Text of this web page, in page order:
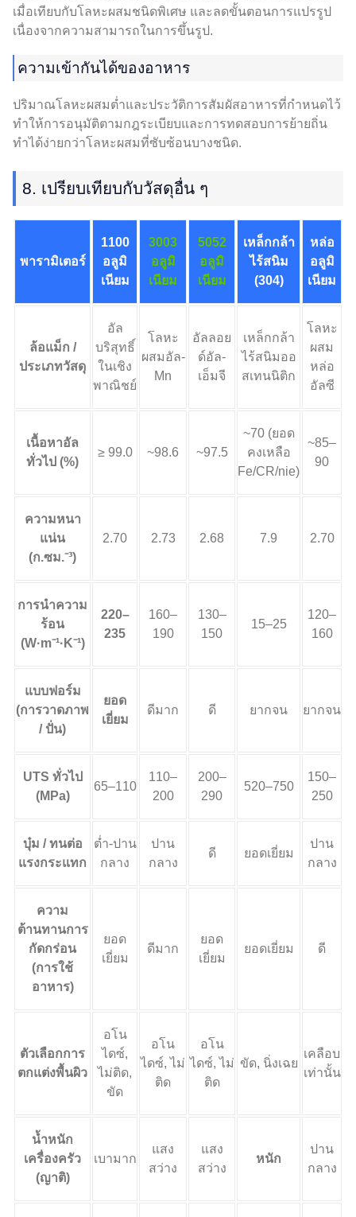
เมื่อเทียบกับโลหะผสมชนิดพิเศษ และลดขั้นตอนการแปรรูป
เนื่องจากความสามารถในการขึ้นรูป.
ความเข้ากันได้ของอาหาร
ปริมาณโลหะผสมต่ำและประวัติการสัมผัสอาหารที่กำหนดไว้
ทำให้การอนุมัติตามกฎระเบียบและการทดสอบการย้ายถิ่น
ทำได้ง่ายกว่าโลหะผสมที่ซับซ้อนบางชนิด.
8. เปรียบเทียบกับวัสดุอื่น ๆ
พารามิเตอร์
1100
อลูมิ
เนียม
3003
อลูมิ
เนียม
5052
อลูมิ
เนียม
เหล็กกล้า
ไร้สนิม
(304)
หล่อ
อลูมิ
เนียม
ล้อแม็ก /
ประเภทวัสดุ
อัล
บริสุทธิ์
ในเชิง
พาณิชย์
โลหะ
ผสมอัล-
Mn
อัลลอย
ด์อัล-
เอ็มจี
เหล็กกล้า
ไร้สนิมออ
สเทนนิติก
โลหะ
ผสม
หล่อ
อัลซี
เนื้อหาอัล
ทั่วไป (%)
≥ 99.0 ~98.6 ~97.5
~70 (ยอด
คงเหลือ
Fe/CR/nie)
~85–
90
ความหนา
แน่น
(ก.ซม.⁻³)
2.70 2.73 2.68 7.9 2.70
การนำความ
ร้อน
(W·m⁻¹·K⁻¹)
220–
235
160–
190
130–
150
15–25
120–
160
แบบฟอร์ม
(การวาดภาพ
/ ปั่น)
ยอด
เยี่ยม
ดีมาก ดี ยากจน ยากจน
UTS ทั่วไป
(MPa)
65–110
110–
200
200–
290
520–750
150–
250
บุ๋ม / ทนต่อ
แรงกระแทก
ต่ำ-ปาน
กลาง
ปาน
กลาง
ดี ยอดเยี่ยม
ปาน
กลาง
ความ
ต้านทานการ
กัดกร่อน
(การใช้
อาหาร)
ยอด
เยี่ยม
ดีมาก
ยอด
เยี่ยม
ยอดเยี่ยม ดี
ตัวเลือกการ
ตกแต่งพื้นผิว
อโน
ไดซ์,
ไม่ติด,
ขัด
อโน
ไดซ์, ไม่
ติด
อโน
ไดซ์, ไม่
ติด
ขัด, นิ่งเฉย
เคลือบ
เท่านั้น
น้ำหนัก
เครื่องครัว
(ญาติ)
เบามาก
แสง
สว่าง
แสง
สว่าง
หนัก
ปาน
กลาง